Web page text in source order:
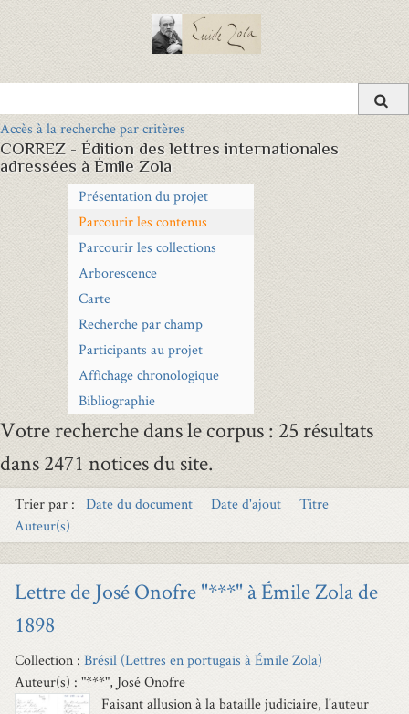
Accès à la recherche par critères
CORREZ - Édition des lettres internationales
adressées à Émile Zola
Présentation du projet
Parcourir les contenus
Parcourir les collections
Arborescence
Carte
Recherche par champ
Participants au projet
Affichage chronologique
Bibliographie
Votre recherche dans le corpus : 25 résultats
dans 2471 notices du site.
Trier par : Date du document Date d'ajout
Titre
Auteur(s)
Lettre de José Onofre "***" à Émile Zola de
1898
Collection : Brésil (Lettres en portugais à Émile Zola)
Auteur(s) : "***", José Onofre
Faisant allusion à la bataille judiciaire, l'auteur